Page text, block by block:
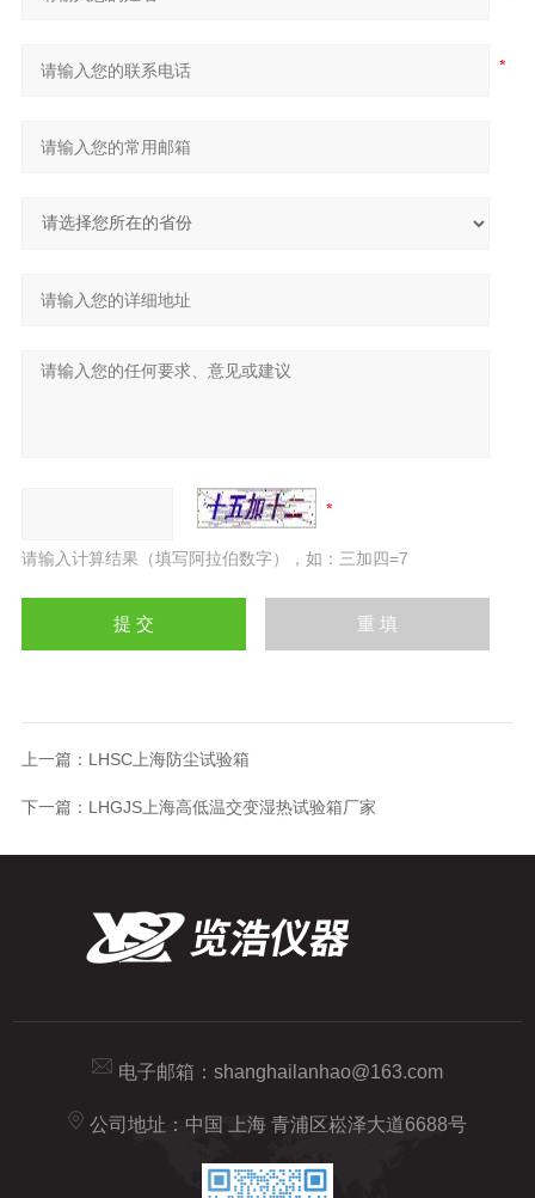
请输入计算结果（填写阿拉伯数字），如：三加四=7
上一篇： LHSC上海防尘试验箱
下一篇： LHGJS上海高低温交变湿热试验箱厂家
电子邮箱： shanghailanhao@163.com
公司地址：中国 上海 青浦区崧泽大道6688号